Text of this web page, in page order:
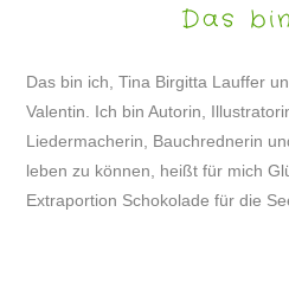
Das
Das bin ich, Tina Birgitta Lauffer
Valentin. Ich bin Autorin,
Liedermacherin, Bauchrednerin
leben zu können, heißt für mich
Extraportion Schokolade für die